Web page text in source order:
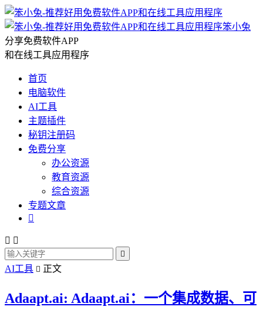
笨小兔
分享免费软件APP
和在线工具应用程序
首页
电脑软件
AI工具
主题插件
秘钥注册码
免费分享
办公资源
教育资源
综合资源
专题文章

 

AI工具  正文
Adaapt.ai: Adaapt.ai：一个集成数据、可